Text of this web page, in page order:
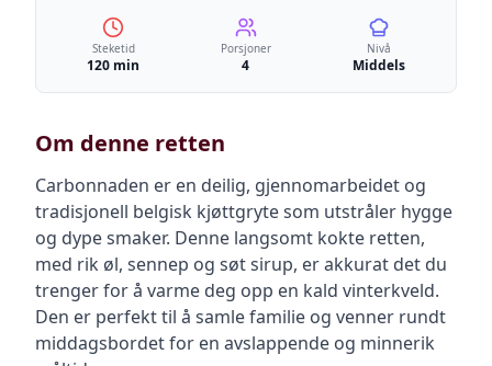
Steketid
120 min
Porsjoner
4
Nivå
Middels
Om denne retten
Carbonnaden er en deilig, gjennomarbeidet og
tradisjonell belgisk kjøttgryte som utstråler hygge
og dype smaker. Denne langsomt kokte retten,
med rik øl, sennep og søt sirup, er akkurat det du
trenger for å varme deg opp en kald vinterkveld.
Den er perfekt til å samle familie og venner rundt
middagsbordet for en avslappende og minnerik